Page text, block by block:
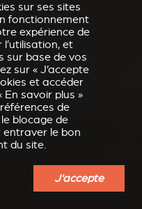
sur ses sites
fonctionnement
expérience de
et
sur base de vos
sur « J’accepte
et accéder
En savoir plus »
de
blocage de
le bon
du site.
J'accepte